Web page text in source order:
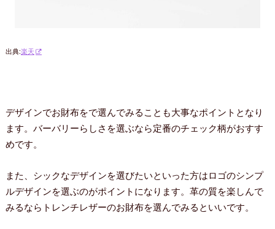
出典:楽天
デザインでお財布をで選んでみることも大事なポイントとなり
ます。バーバリーらしさを選ぶなら定番のチェック柄がおすす
めです。
また、シックなデザインを選びたいといった方はロゴのシンプ
ルデザインを選ぶのがポイントになります。革の質を楽しんで
みるならトレンチレザーのお財布を選んでみるといいです。